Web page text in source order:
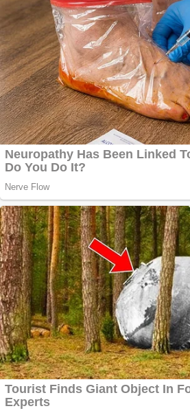
Răcitor de apă
CW5000 pentru
freze cu laser fără
metale
Cutit cositoare
KUHN
Creez aplicatie
ANDROID pentru
siteul tau